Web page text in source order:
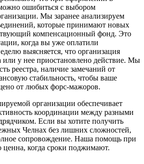
ошибиться с выбором
Мы заранее анализируем
которые принимают новых
компенсационный фонд. Это
когда вы уже оплатили
выясняется, что организация
или у нее приостановлено действие. Мы
реестра, наличие замечаний от
стабильность, чтобы ваше
от любых форс-мажоров.
организации обеспечивает
координации между разными
Если вы хотите получить
Челнах без лишних сложностей,
сопровождение. Наша помощь при
ценна, когда сроки поджимают.